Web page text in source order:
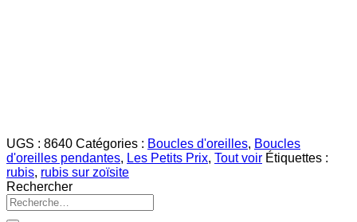
UGS : 8640 Catégories : Boucles d'oreilles, Boucles
d'oreilles pendantes, Les Petits Prix, Tout voir Étiquettes :
rubis, rubis sur zoïsite
Rechercher
Recherche
pour :